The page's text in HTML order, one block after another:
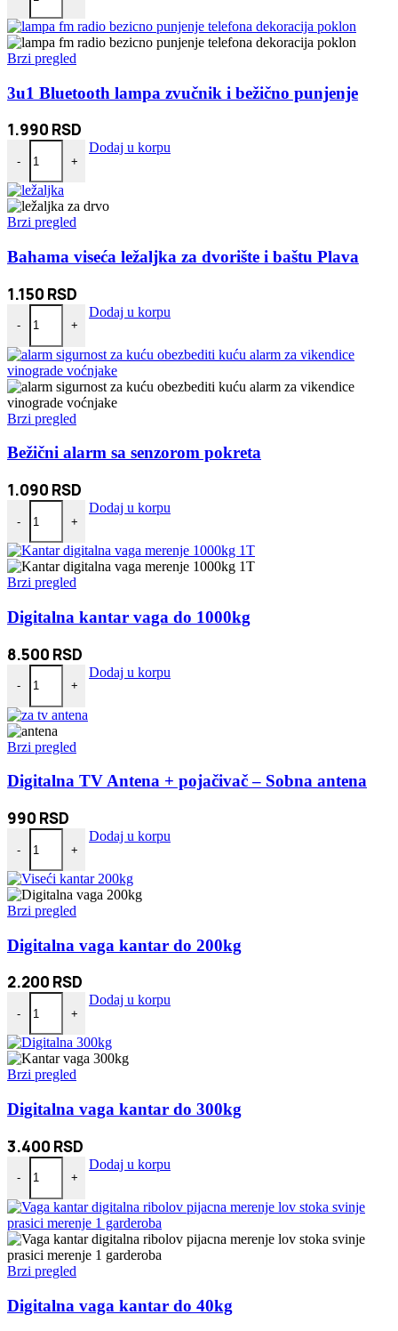
Brzi pregled
3u1 Bluetooth lampa zvučnik i bežično punjenje
1.990 RSD
-
3u1 Bluetooth lampa zvučnik i bežično punjenje količina
+
Dodaj u korpu
Brzi pregled
Bahama viseća ležaljka za dvorište i baštu Plava
1.150 RSD
-
Bahama viseća ležaljka za dvorište i baštu Plava količina
+
Dodaj u korpu
Brzi pregled
Bežični alarm sa senzorom pokreta
1.090 RSD
-
Bežični alarm sa senzorom pokreta količina
+
Dodaj u korpu
Brzi pregled
Digitalna kantar vaga do 1000kg
8.500 RSD
-
Digitalna kantar vaga do 1000kg količina
+
Dodaj u korpu
Brzi pregled
Digitalna TV Antena + pojačivač – Sobna antena
990 RSD
-
Digitalna TV Antena + pojačivač - Sobna antena količina
+
Dodaj u korpu
Brzi pregled
Digitalna vaga kantar do 200kg
2.200 RSD
-
Digitalna vaga kantar do 200kg količina
+
Dodaj u korpu
Brzi pregled
Digitalna vaga kantar do 300kg
3.400 RSD
-
Digitalna vaga kantar do 300kg količina
+
Dodaj u korpu
Brzi pregled
Digitalna vaga kantar do 40kg